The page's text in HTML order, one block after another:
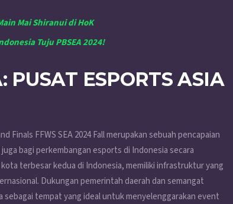
Mai Shiranui di HoK
Tuju PBSEA 2024!
PUSAT ESPORTS ASIA
Finals FFWS SEA 2024 Fall merupakan sebuah pencapaian
bagi perkembangan esports di Indonesia secara
terbesar kedua di Indonesia, memiliki infrastruktur yang
Dukungan pemerintah daerah dan semangat
sebagai tempat yang ideal untuk menyelenggarakan event